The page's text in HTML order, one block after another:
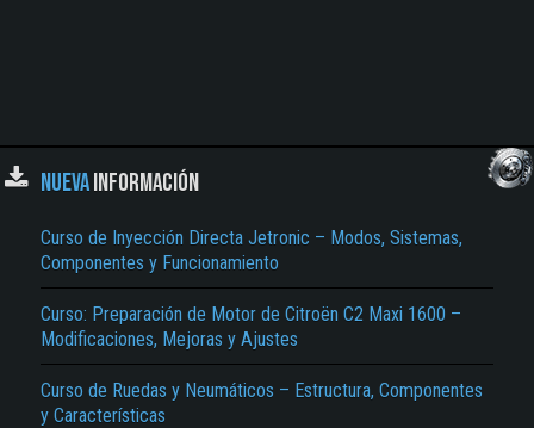
NUEVAINFORMACIÓN
Curso de Inyección Directa Jetronic – Modos, Sistemas,
Componentes y Funcionamiento
Curso: Preparación de Motor de Citroën C2 Maxi 1600 –
Modificaciones, Mejoras y Ajustes
Curso de Ruedas y Neumáticos – Estructura, Componentes
y Características